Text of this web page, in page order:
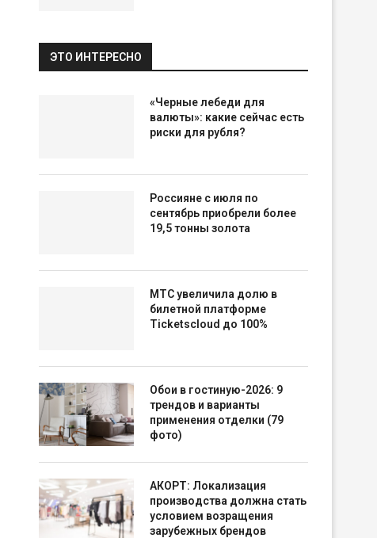
ЭТО ИНТЕРЕСНО
«Черные лебеди для
валюты»: какие сейчас есть
риски для рубля?
Россияне с июля по
сентябрь приобрели более
19,5 тонны золота
МТС увеличила долю в
билетной платформе
Ticketscloud до 100%
Обои в гостиную-2026: 9
трендов и варианты
применения отделки (79
фото)
АКОРТ: Локализация
производства должна стать
условием возращения
зарубежных брендов